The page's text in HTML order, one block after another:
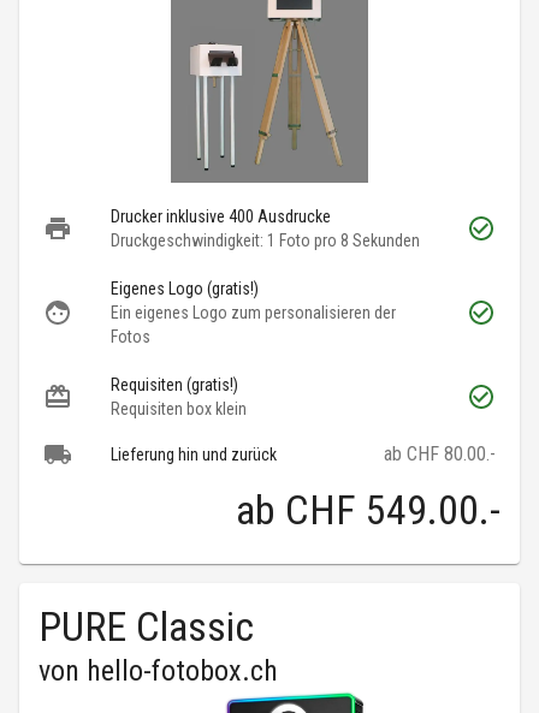
Drucker inklusive 400 Ausdrucke
Druckgeschwindigkeit: 1 Foto pro 8 Sekunden
Eigenes Logo (gratis!)
Ein eigenes Logo zum personalisieren der
Fotos
Requisiten (gratis!)
Requisiten box klein
Lieferung hin und zurück ab CHF 80.00.-
ab CHF 549.00.-
PURE Classic
von hello-fotobox.ch